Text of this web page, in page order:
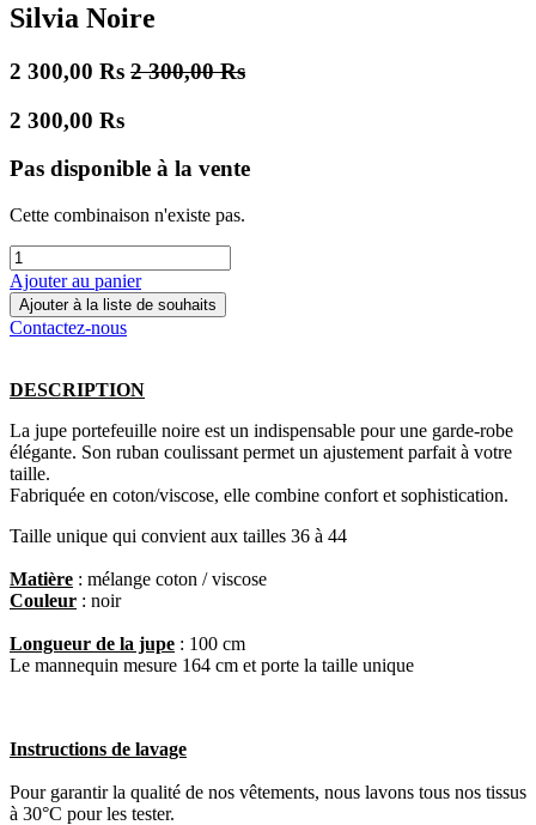
Silvia Noire
2 300,00 Rs 2 300,00Rs
2 300,00 Rs
Pas disponible à la vente
Cette combinaison n'existe pas.
Ajouter au panier
Ajouter à la liste de souhaits
Contactez-nous
DESCRIPTION
La jupe portefeuille noire est un indispensable pour une garde-robe
élégante. Son ruban coulissant permet un ajustement parfait à votre
taille.
Fabriquée en coton/viscose, elle combine confort et sophistication.​
Taille unique qui convient aux tailles 36 à 44
Matière : mélange coton / viscose
Couleur : noir
Longueur de la jupe : 100 cm
Le mannequin mesure 164 cm et porte la taille unique
Instructions de lavage
Pour garantir la qualité de nos vêtements, nous lavons tous nos tissus
à 30°C pour les tester.